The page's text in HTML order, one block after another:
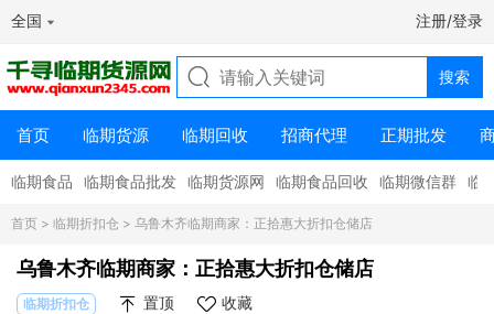
全国 注册/登录
首页 临期货源 临期回收 招商代理 正期批发
临期食品 临期食品批发 临期货源网 临期食品回收 临期微信群 临
首页 > 临期折扣仓 > 乌鲁木齐临期商家：正拾惠大折扣仓储店
乌鲁木齐临期商家：正拾惠大折扣仓储店
临期折扣仓 置顶 收藏